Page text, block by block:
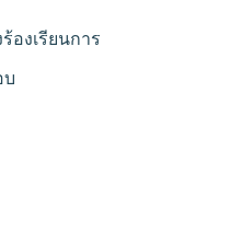
องเรียนการ
บ